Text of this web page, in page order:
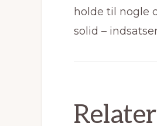
holde til nogle
solid –